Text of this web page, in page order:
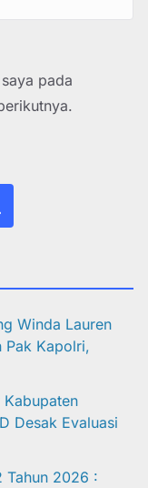
pada
Winda Lauren
Pak Kapolri,
Kabupaten
Desak Evaluasi
Tahun 2026 :